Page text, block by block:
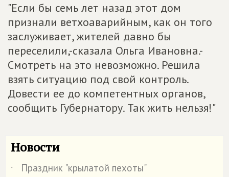
"Если бы семь лет назад этот дом
признали ветхоаварийным, как он того
заслуживает, жителей давно бы
переселили,-сказала Ольга Ивановна.-
Смотреть на это невозможно. Решила
взять ситуацию под свой контроль.
Довести ее до компетентных органов,
сообщить Губернатору. Так жить нельзя!"
Новости
˙
Праздник "крылатой пехоты"